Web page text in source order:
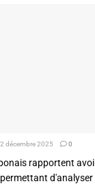
décembre 2025 0
rapportent